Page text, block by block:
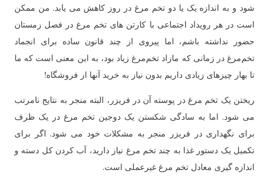
شود و به اندازه یک یا دو تخم مرغ در روز کاهش می یابد. من ممکن
است در هر رویداد اجتماعی با کارتن های تخم مرغ در فصل زمستان
حضور نداشته باشم، اما پیروی از چند قانون ساده برای انجماد
تخم‌مرغ در زمانی که مازاد تخم‌مرغ زیاد بود، به این معنی است که ما
تا بهار چیزهای زیادی داریم بدون نیاز به خرید آنها از فروشگاه!
ریختن یک تخم مرغ در پوسته آن در فریزر، البته منجر به نتایج نامرتب
می شود. اما به سادگی شکستن یک دوجین تخم مرغ در یک ظرف
برای نگهداری در فریزر منجر به مشکلات خود می شود. اگر برای
تکمیل یک دستور غذا به چند تخم مرغ نیاز دارید، آب کردن کل دسته و
اندازه گیری معادل تخم مرغ غیرعملی است.